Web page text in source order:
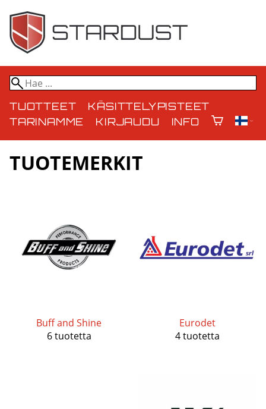
TUOTTEET
KÄSITTELYPISTEET
TARINAMME
KIRJAUDU INFO
TUOTEMERKIT
Buff and Shine
6 tuotetta
Eurodet
4 tuotetta